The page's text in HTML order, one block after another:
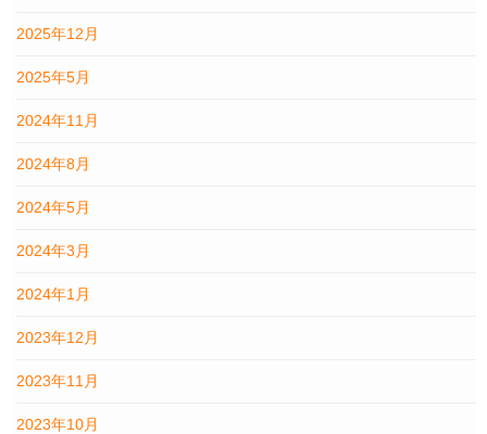
2025年12月
2025年5月
2024年11月
2024年8月
2024年5月
2024年3月
2024年1月
2023年12月
2023年11月
2023年10月